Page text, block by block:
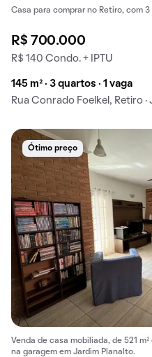
Casa para comprar no Retiro, com
R$ 700.000
R$ 140 Condo. + IPTU
145 m² · 3 quartos · 1 vaga
Rua Conrado Foelkel, Retiro ·
Ótimo preço
Venda de casa mobiliada, de 521
na garagem em Jardim Planalto.